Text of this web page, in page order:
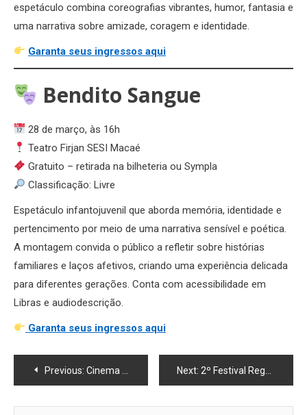
espetáculo combina coreografias vibrantes, humor, fantasia e
uma narrativa sobre amizade, coragem e identidade.
Garanta seus ingressos aqui
Bendito Sangue
28 de março, às 16h
Teatro Firjan SESI Macaé
Gratuito – retirada na bilheteria ou Sympla
Classificação: Livre
Espetáculo infantojuvenil que aborda memória, identidade e
pertencimento por meio de uma narrativa sensível e poética.
A montagem convida o público a refletir sobre histórias
familiares e laços afetivos, criando uma experiência delicada
para diferentes gerações. Conta com acessibilidade em
Libras e audiodescrição.
Garanta seus ingressos aqui
Navegação
de
Previous: Cinema de Macaé lança promoção especial: Mulher Paga Meia na Semana da Mulher Next: 2º Festival Reggae à Horta acontece neste sábado na Horta Comunitária do Barreto